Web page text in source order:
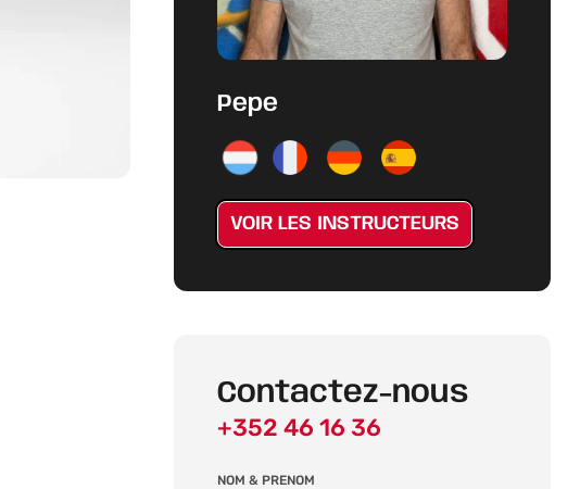
Pepe
VOIR LES INSTRUCTEURS
Contactez-nous
+352 46 16 36
NOM & PRENOM